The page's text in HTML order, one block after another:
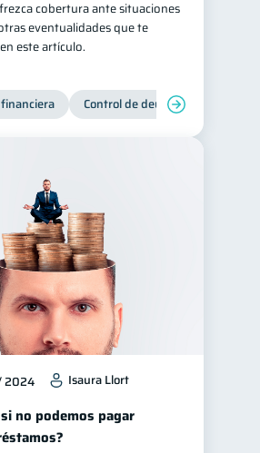
cobertura ante situaciones
eventualidades que te
este artículo.
Control de deudas
2024 Isaura Llort
no podemos pagar